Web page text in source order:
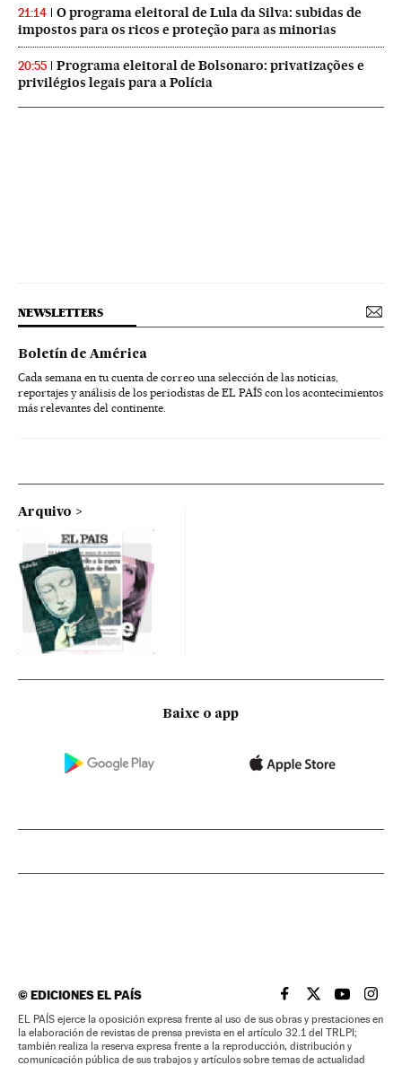
21:14
O programa eleitoral de Lula da Silva: subidas de
impostos para os ricos e proteção para as minorias
20:55
Programa eleitoral de Bolsonaro: privatizações e
privilégios legais para a Polícia
NEWSLETTERS
Boletín de América
Cada semana en tu cuenta de correo una selección de las noticias,
reportajes y análisis de los periodistas de EL PAÍS con los acontecimientos
más relevantes del continente.
Arquivo
Baixe o app
©EDICIONES EL PAÍS EL PAÍS BRASIL EN
EL PAÍSEL PAÍS
EL
EL PAÍS ejerce la oposición expresa frente al uso de sus obras y prestaciones en
la elaboración de revistas de prensa prevista en el artículo 32.1 del TRLPI;
también realiza la reserva expresa frente a la reproducción, distribución y
comunicación pública de sus trabajos y artículos sobre temas de actualidad